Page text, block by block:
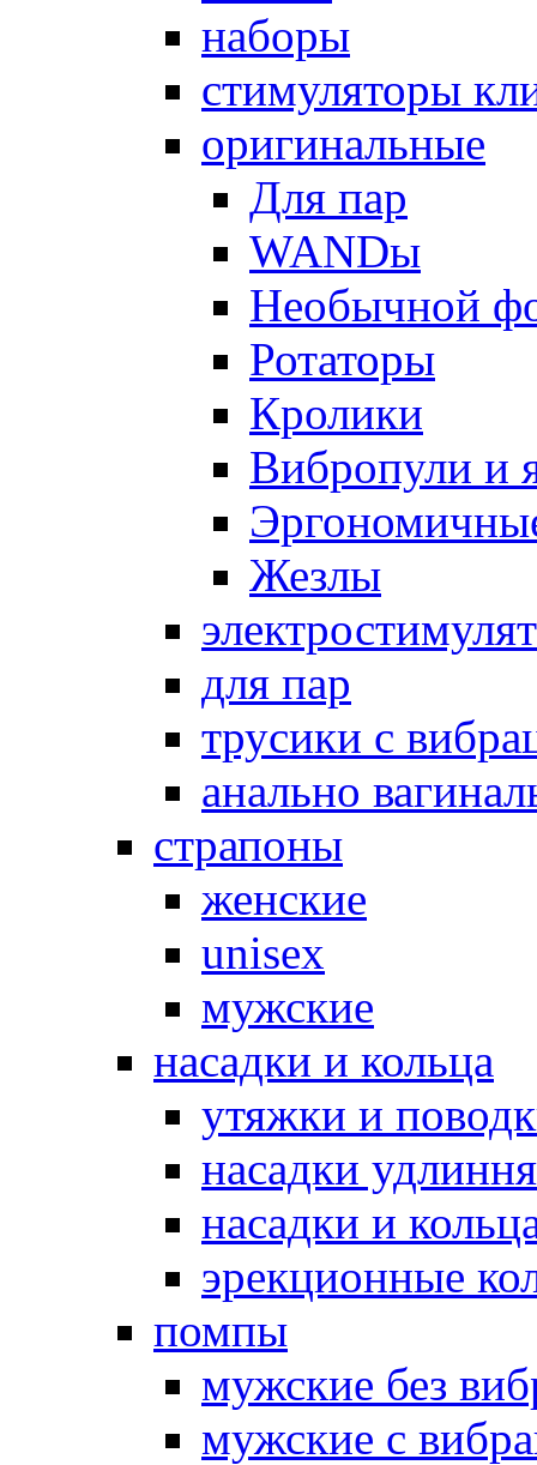
наборы
стимуляторы
оригинальные
Для пар
WANDы
Необычной
Ротаторы
Кролики
Вибропули и
Жезлы
для пар
трусики с
анально
страпоны
женские
unisex
мужские
насадки и кольца
утяжки и
насадки
насадки и
эрекционные
помпы
мужские без
мужские с